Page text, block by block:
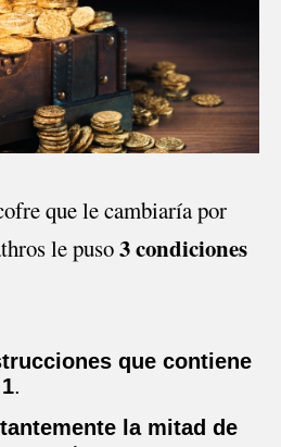
que le cambiaría por
le puso3 condiciones
que contiene
.
la mitad de